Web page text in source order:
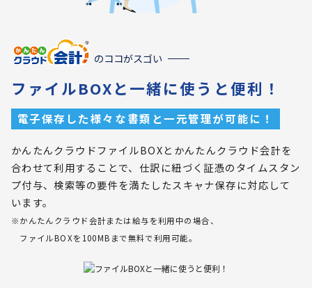
のココがスゴい
ファイルBOXと一緒に使うと便利！
電子保存した様々な書類と一元管理が可能に！
かんたんクラウドファイルBOXとかんたんクラウド会計を
合わせて利用することで、仕訳に紐づく証憑のタイムスタン
プ付与、検索等の要件を満たしたスキャナ保存に対応して
います。
※かんたんクラウド会計または給与を利用中の場合、
ファイルBOXを100MBまで無料で利用可能。